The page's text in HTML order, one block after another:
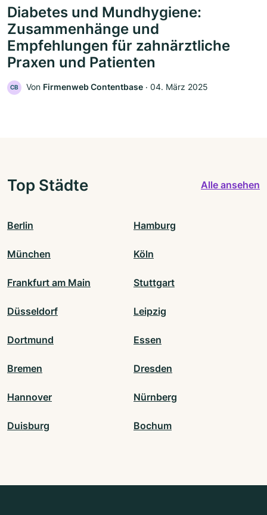
Diabetes und Mundhygiene:
Zusammenhänge und
Empfehlungen für zahnärztliche
Praxen und Patienten
CB Von Firmenweb Contentbase ‧ 04. März 2025
Top Städte Alle ansehen
Berlin Hamburg
München Köln
Frankfurt am Main Stuttgart
Düsseldorf Leipzig
Dortmund Essen
Bremen Dresden
Hannover Nürnberg
Duisburg Bochum